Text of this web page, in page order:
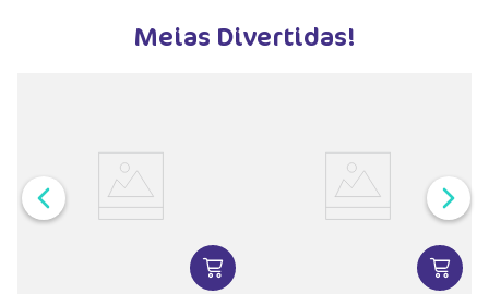
Meias Divertidas!
VER MAIS INFORMAÇÕES DOVER